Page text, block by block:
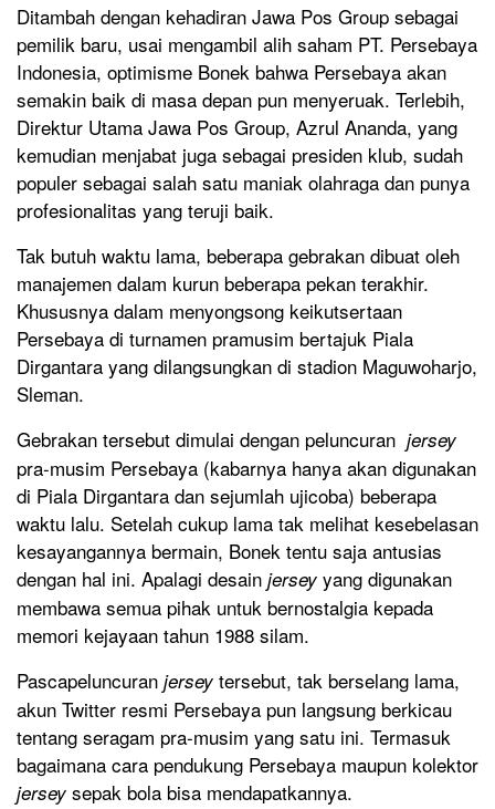
Ditambah dengan kehadiran Jawa Pos Group sebagai
pemilik baru, usai mengambil alih saham PT. Persebaya
Indonesia, optimisme Bonek bahwa Persebaya akan
semakin baik di masa depan pun menyeruak. Terlebih,
Direktur Utama Jawa Pos Group, Azrul Ananda, yang
kemudian menjabat juga sebagai presiden klub, sudah
populer sebagai salah satu maniak olahraga dan punya
profesionalitas yang teruji baik.
Tak butuh waktu lama, beberapa gebrakan dibuat oleh
manajemen dalam kurun beberapa pekan terakhir.
Khususnya dalam menyongsong keikutsertaan
Persebaya di turnamen pramusim bertajuk Piala
Dirgantara yang dilangsungkan di stadion Maguwoharjo,
Sleman.
Gebrakan tersebut dimulai dengan peluncuran jersey
pra-musim Persebaya (kabarnya hanya akan digunakan
di Piala Dirgantara dan sejumlah ujicoba) beberapa
waktu lalu. Setelah cukup lama tak melihat kesebelasan
kesayangannya bermain, Bonek tentu saja antusias
dengan hal ini. Apalagi desain jersey yang digunakan
membawa semua pihak untuk bernostalgia kepada
memori kejayaan tahun 1988 silam.
Pascapeluncuran jersey tersebut, tak berselang lama,
akun Twitter resmi Persebaya pun langsung berkicau
tentang seragam pra-musim yang satu ini. Termasuk
bagaimana cara pendukung Persebaya maupun kolektor
jersey sepak bola bisa mendapatkannya.